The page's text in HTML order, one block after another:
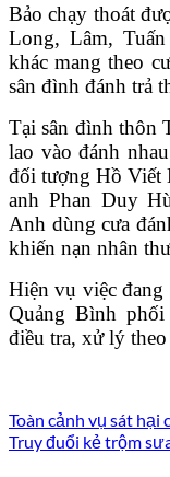
Bảo chạy thoát
Long, Lâm,
khác mang theo
sân đình đánh trả
Tại sân đình thôn
lao vào đánh
đối tượng Hồ Viết
anh Phan Duy
Anh dùng cưa
khiến nạn nhân
Hiện vụ việc
Quảng Bình
điều tra, xử lý
Toàn cảnh vụ sát hại
Truy đuổi kẻ trộm